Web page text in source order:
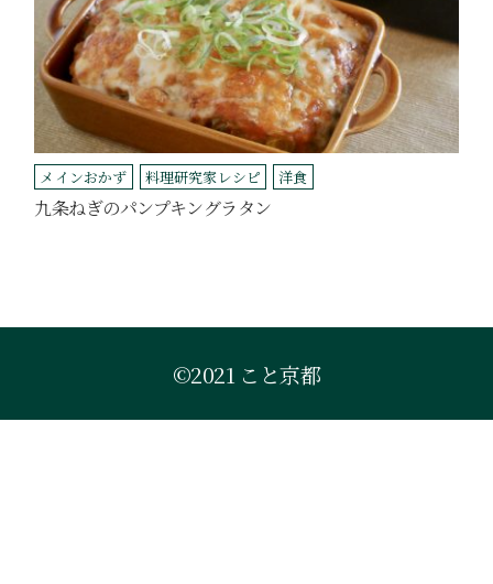
メインおかず 料理研究家レシピ 洋食
九条ねぎのパンプキングラタン
©2021 こと京都